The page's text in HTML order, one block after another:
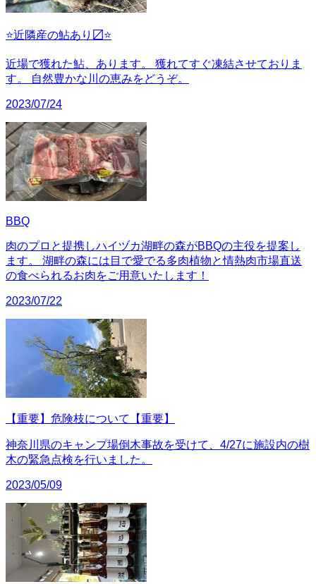
⭐️近隣産の鮎あり〼⭐️
近場で獲れた鮎、あります。 獲れてすぐ凍結させておりま
す。 自然豊かな川の恵みをどうぞ。
2023/07/24
BBQ
肉のプロと提携しハイヅカ湖畔の森がBBQの主役を提案し
ます。 湖畔の森には目で愛でる多肉植物と情熱肉市場直送
の食べられるお肉をご用意いたします！
2023/07/22
【重要】危険枝について【重要】
神奈川県のキャンプ場倒木事故を受けて、4/27に施設内の樹
木の緊急点検を行いました。
2023/05/09